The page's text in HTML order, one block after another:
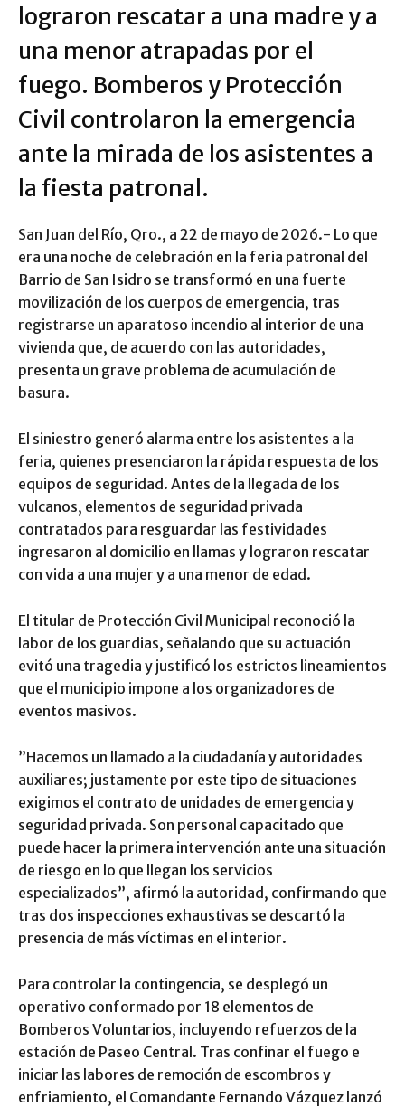
lograron rescatar a una madre y a
una menor atrapadas por el
fuego. Bomberos y Protección
Civil controlaron la emergencia
ante la mirada de los asistentes a
la fiesta patronal.
​San Juan del Río, Qro., a 22 de mayo de 2026.- Lo que
era una noche de celebración en la feria patronal del
Barrio de San Isidro se transformó en una fuerte
movilización de los cuerpos de emergencia, tras
registrarse un aparatoso incendio al interior de una
vivienda que, de acuerdo con las autoridades,
presenta un grave problema de acumulación de
basura.
​El siniestro generó alarma entre los asistentes a la
feria, quienes presenciaron la rápida respuesta de los
equipos de seguridad. Antes de la llegada de los
vulcanos, elementos de seguridad privada
contratados para resguardar las festividades
ingresaron al domicilio en llamas y lograron rescatar
con vida a una mujer y a una menor de edad.
​El titular de Protección Civil Municipal reconoció la
labor de los guardias, señalando que su actuación
evitó una tragedia y justificó los estrictos lineamientos
que el municipio impone a los organizadores de
eventos masivos.
​”Hacemos un llamado a la ciudadanía y autoridades
auxiliares; justamente por este tipo de situaciones
exigimos el contrato de unidades de emergencia y
seguridad privada. Son personal capacitado que
puede hacer la primera intervención ante una situación
de riesgo en lo que llegan los servicios
especializados”, afirmó la autoridad, confirmando que
tras dos inspecciones exhaustivas se descartó la
presencia de más víctimas en el interior.
​Para controlar la contingencia, se desplegó un
operativo conformado por 18 elementos de
Bomberos Voluntarios, incluyendo refuerzos de la
estación de Paseo Central. Tras confinar el fuego e
iniciar las labores de remoción de escombros y
enfriamiento, el Comandante Fernando Vázquez lanzó